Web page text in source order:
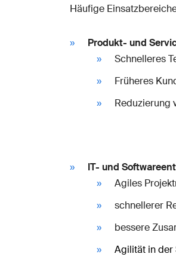
Häufige
Produkt- und
Schnelleres
Früheres
Reduzierung
IT- und
Agiles
schnellerer
bessere
Agilität in der